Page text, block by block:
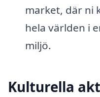
market, där ni
hela världen i
miljö.
Kulturella